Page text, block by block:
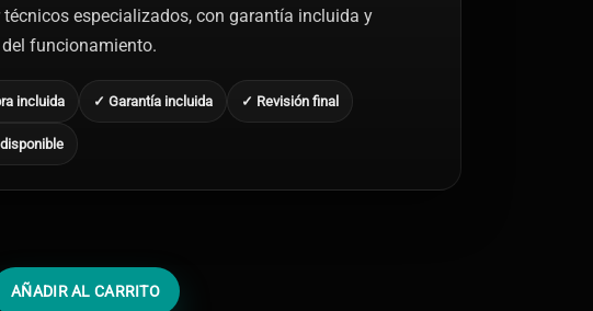
técnicos especializados, con garantía incluida y
funcionamiento.
incluida ✓ Garantía incluida ✓ Revisión final
AÑADIR AL CARRITO